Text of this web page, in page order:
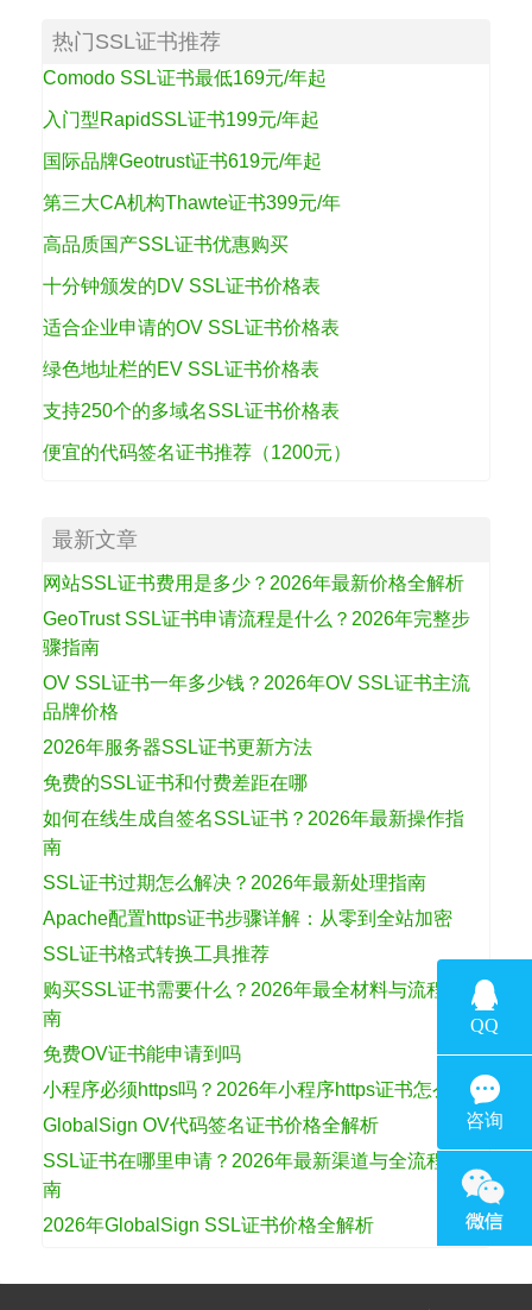
热门SSL证书推荐
Comodo SSL证书最低169元/年起
入门型RapidSSL证书199元/年起
国际品牌Geotrust证书619元/年起
第三大CA机构Thawte证书399元/年
高品质国产SSL证书优惠购买
十分钟颁发的DV SSL证书价格表
适合企业申请的OV SSL证书价格表
绿色地址栏的EV SSL证书价格表
支持250个的多域名SSL证书价格表
便宜的代码签名证书推荐（1200元）
最新文章
网站SSL证书费用是多少？2026年最新价格全解析
GeoTrust SSL证书申请流程是什么？2026年完整步
骤指南
OV SSL证书一年多少钱？2026年OV SSL证书主流
品牌价格
2026年服务器SSL证书更新方法
免费的SSL证书和付费差距在哪
如何在线生成自签名SSL证书？2026年最新操作指
南
SSL证书过期怎么解决？2026年最新处理指南
Apache配置https证书步骤详解：从零到全站加密
SSL证书格式转换工具推荐
购买SSL证书需要什么？2026年最全材料与流程指
南
免费OV证书能申请到吗
小程序必须https吗？2026年小程序https证书怎么选
GlobalSign OV代码签名证书价格全解析
SSL证书在哪里申请？2026年最新渠道与全流程指
南
2026年GlobalSign SSL证书价格全解析